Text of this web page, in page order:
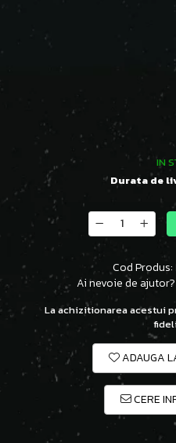
IN
Durata de
Cod Produs:
Ai nevoie de ajutor?
La achizitionarea acestui
ADAUGA
CERE